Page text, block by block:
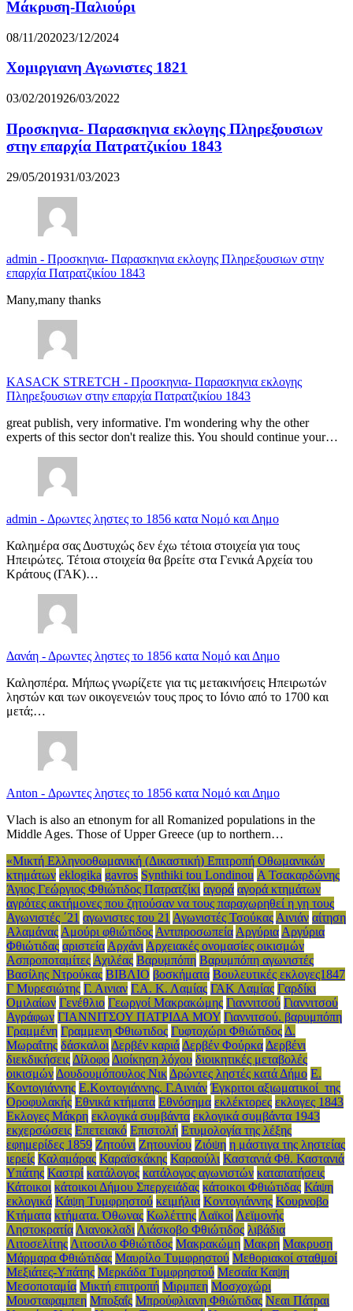
Μάκρυση-Παλιούρι
08/11/202023/12/2024
Χομιργιανη Αγωνιστες 1821
03/02/201926/03/2022
Προσκηνια- Παρασκηνια εκλογης Πληρεξουσιων
στην επαρχία Πατρατζικίου 1843
29/05/201931/03/2023
admin - Προσκηνια- Παρασκηνια εκλογης Πληρεξουσιων στην
επαρχία Πατρατζικίου 1843
Many,many thanks
KASACK STRETCH - Προσκηνια- Παρασκηνια εκλογης
Πληρεξουσιων στην επαρχία Πατρατζικίου 1843
great publish, very informative. I'm wondering why the other
experts of this sector don't realize this. You should continue your…
admin - Δρωντες ληστες το 1856 κατα Νομό και Δημο
Καλημέρα σας Δυστυχώς δεν έχω τέτοια στοιχεία για τους
Ηπειρώτες. Τέτοια στοιχεία θα βρείτε στα Γενικά Αρχεία του
Κράτους (ΓΑΚ)…
Δανάη - Δρωντες ληστες το 1856 κατα Νομό και Δημο
Καλησπέρα. Μήπως γνωρίζετε για τις μετακινήσεις Ηπειρωτών
ληστών και των οικογενειών τους προς το Ιόνιο από το 1700 και
μετά;…
Anton - Δρωντες ληστες το 1856 κατα Νομό και Δημο
Vlach is also an etnonym for all Romanized populations in the
Middle Ages. Those of Upper Greece (up to northern…
«Μικτή Ελληνοοθωμανική (Δικαστική) Επιτροπή Οθωμανικών
κτημάτων eklogika gavros Synthiki tou Londinou Α Τσακαρδώνης
Άγιος Γεώργιος Φθιώτιδος Πατρατζίκι αγορά αγορά κτημάτων
αγρότες ακτήμονες που ζητούσαν να τους παραχωρηθεί η γη τους
Αγωνιστές ΄21 αγωνιστες του 21 Αγωνιστές Τσούκας Αινιάν αίτηση
Αλαμάνας Αμούρι φθιώτιδος Αντιπροσωπεία Αργύρια Αργύρια
Φθιώτιδας αριστεία Αρχάνι Αρχειακές ονομασίες οικισμών
Ασπροποταμίτες Αχιλέας Βαρυμπόπη Βαρυμπόπη αγωνιστές
Βασίλης Ντρούκας ΒΙΒΛΙΟ βοσκήματα Βουλευτικές εκλογες1847
Γ Μυρεσιώτης Γ. Αινιαν Γ.Α. Κ. Λαμίας ΓΑΚ Λαμίας Γαρδίκι
Ομιλαίων Γενέθλιο Γεωργοί Μακρακώμης Γιαννιτσού Γιαννιτσού
Αγράφων ΓΙΑΝΝΙΤΣΟΥ ΠΑΤΡΙΔΑ ΜΟΥ Γιαννιτσού. βαρυμπόπη
Γραμμένη Γραμμενη Φθιωτιδος Γυφτοχώρι Φθιώτιδος Δ.
Μωραΐτης δάσκαλοι Δερβέν καριά Δερβέν Φούρκα Δερβένι
διεκδικήσεις Δίλοφο Διοίκηση λόχου διοικητικές μεταβολές
οικισμών Δουδουμόπουλος Νικ Δρώντες ληστές κατά Δήμο Ε.
Κοντογιάννης Ε.Κοντογιάννης. Γ.Αινιάν Έγκριτοι αξιωματικοί της
Οροφυλακής Εθνικά κτήματα Εθνόσημα εκλέκτορες εκλογες 1843
Εκλογες Μάκρη εκλογικά συμβάντα εκλογικά συμβάντα 1943
εκχερσώσεις Επετειακό Επιστολή Ετυμολογία της λέξης
εφημερίδες 1859 Ζητούνι Ζητουνίου Ζιόψη η μάστιγα της ληστείας
ιερείς Καλαμάρας Καραϊσκάκης Καραούλι Καστανιά Φθ. Καστανιά
Υπάτης Καστρί κατάλογος κατάλογος αγωνιστών καταπατήσεις
Κάτοικοι κάτοικοι Δήμου Σπερχειάδας κάτοικοι Φθιώτιδας Κάψη
εκλογικά Κάψη Τυμφρηστού κειμήλια Κοντογιάννης Κουρνοβο
Κτήματα κτήματα. Όθωνας Κωλέττης Λαϊκοί Λεϊμονής
Ληστοκρατία Λιανoκλαδι Λιάσκοβο Φθιώτιδος λιβάδια
Λιτοσελίτης Λιτοσιλο Φθιώτιδος Μακρακώμη Μακρη Μακρυση
Μάρμαρα Φθιώτιδας Μαυρίλο Τυμφρηστού Μεθοριακοί σταθμοί
Μεξιάτες-Υπάτης Μερκάδα Τυμφρηστού Μεσαία Καψη
Μεσοποταμία Μικτή επιτροπή Μιρμπεη Μοσχοχώρι
Μουσταφαμπεη Μποξαΐς Μπρούφλιανη Φθιώτιδας Νεαι Πάτραι